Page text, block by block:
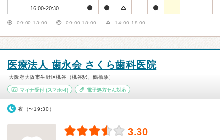
16:00-20:30
09:00-13:00 09:00-18:00 14:00-18:00
医療法人 歯永会 さくら歯科医院
大阪府大阪市生野区桃谷（桃谷駅、鶴橋駅）
マイナ受付 (スマホ可) 電子処方せん対応
夜（〜19:30）
3.30